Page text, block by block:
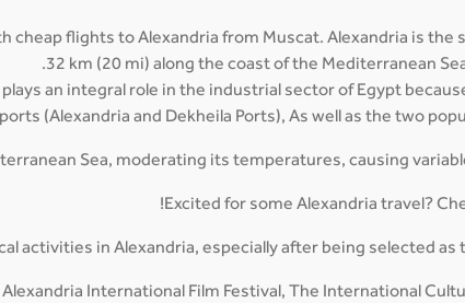
cheap flights to Alexandria from Muscat. Alexandria is
32 km (20 mi) along the coast of the Mediterranean
an integral role in the industrial sector of Egypt
(Alexandria and Dekheila Ports), As well as the two
Sea, moderating its temperatures, causing
Excited for some Alexandria travel?
activities in Alexandria, especially after being selected as
International Film Festival, The International